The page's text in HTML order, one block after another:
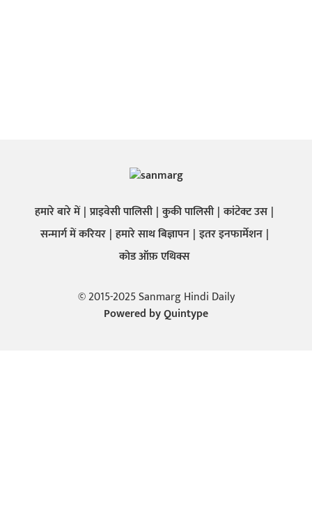
हमारे बारे में प्राइवेसी पालिसी कुकी पालिसी कांटेक्ट उस
सन्मार्ग में करियर हमारे साथ बिज्ञापन इतर इनफार्मेशन
कोड ऑफ़ एथिक्स
© 2015-2025 Sanmarg Hindi Daily
Powered byQuintype